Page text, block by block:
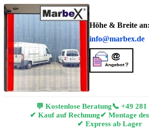
Höhe & Breite an:
info@marbex.de
💬 Kostenlose Beratung📞 +49 281
✔ Kauf auf Rechnung✔ Montage
✔ Express ab Lager